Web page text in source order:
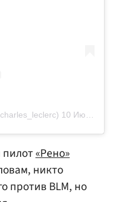
10 Июн 2020 в 10:44 PDT
«Рено»
никто
против BLM, но